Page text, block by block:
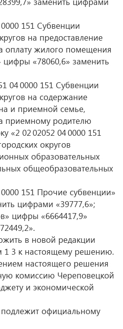
151 Субвенции
на предоставление
оплату жилого помещения
цифры «78060,6» заменить
04 0000 151 Субвенции
на содержание
и приемной семье,
приемному родителю
«2 02 02052 04 0000 151
округов
образовательных
общеобразовательных
0000 151 Прочие субвенции»
цифрами «39777,6»;
цифры «6664417,9»
в новой редакции
1 3 к настоящему решению.
настоящего решения
комиссию Череповецкой
и экономической
официальному